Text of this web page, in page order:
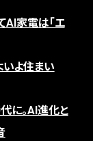
AI家電は「エ
いよ住まい
に。AI進化と